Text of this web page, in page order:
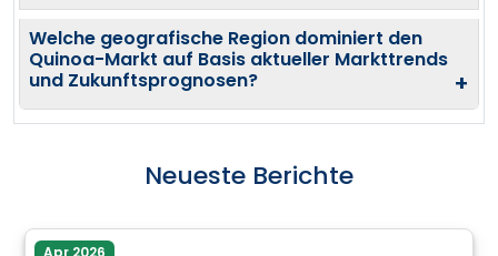
Welche geografische Region dominiert den
Quinoa-Markt auf Basis aktueller Markttrends
und Zukunftsprognosen?
+
Neueste Berichte
Apr 2026